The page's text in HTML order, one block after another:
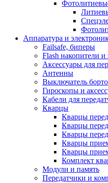
Аппаратура и
Failsafe, биперы
Flash накопители
Аксессуары для
Антенны
Выключатель
Гироскопы и
Кабели для
Кварцы
Кварцы
Кварцы
Кварцы
Кварцы
Кварцы
Комплект
Модули и память
Передатчики и